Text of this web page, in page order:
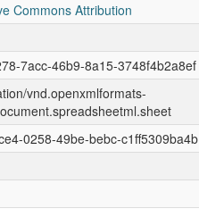
Commons Attribution
7acc-46b9-8a15-3748f4b2a8ef
vnd.openxmlformats-
0258-49be-bebc-c1ff5309ba4b